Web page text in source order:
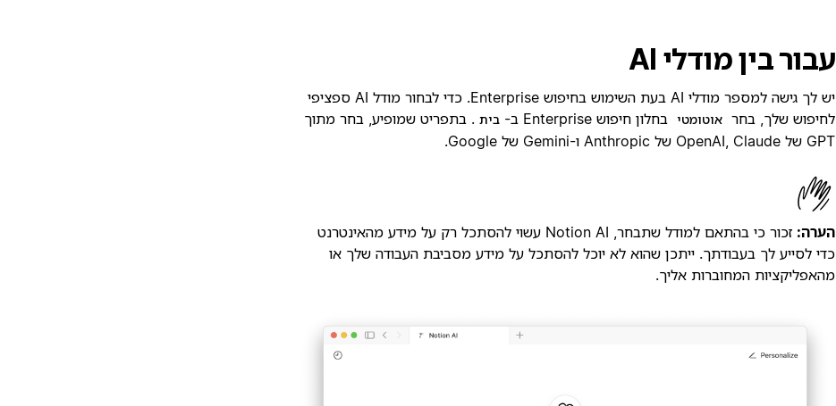
עבור בין מודלי AI
יש לך גישה למספר מודלי AI בעת השימוש בחיפוש Enterprise. כדי לבחור מודל AI ספציפי
לחיפוש שלך, בחר אוטומטי בחלון חיפוש Enterprise ב- בית . בתפריט שמופיע, בחר מתוך
GPT של OpenAI, Claude של Anthropic ו-Gemini של Google.
הערה:
זכור כי בהתאם למודל שתבחר, Notion AI עשוי להסתכל רק על מידע מהאינטרנט
כדי לסייע לך בעבודתך. ייתכן שהוא לא יוכל להסתכל על מידע מסביבת העבודה שלך או
מהאפליקציות המחוברות אליך.